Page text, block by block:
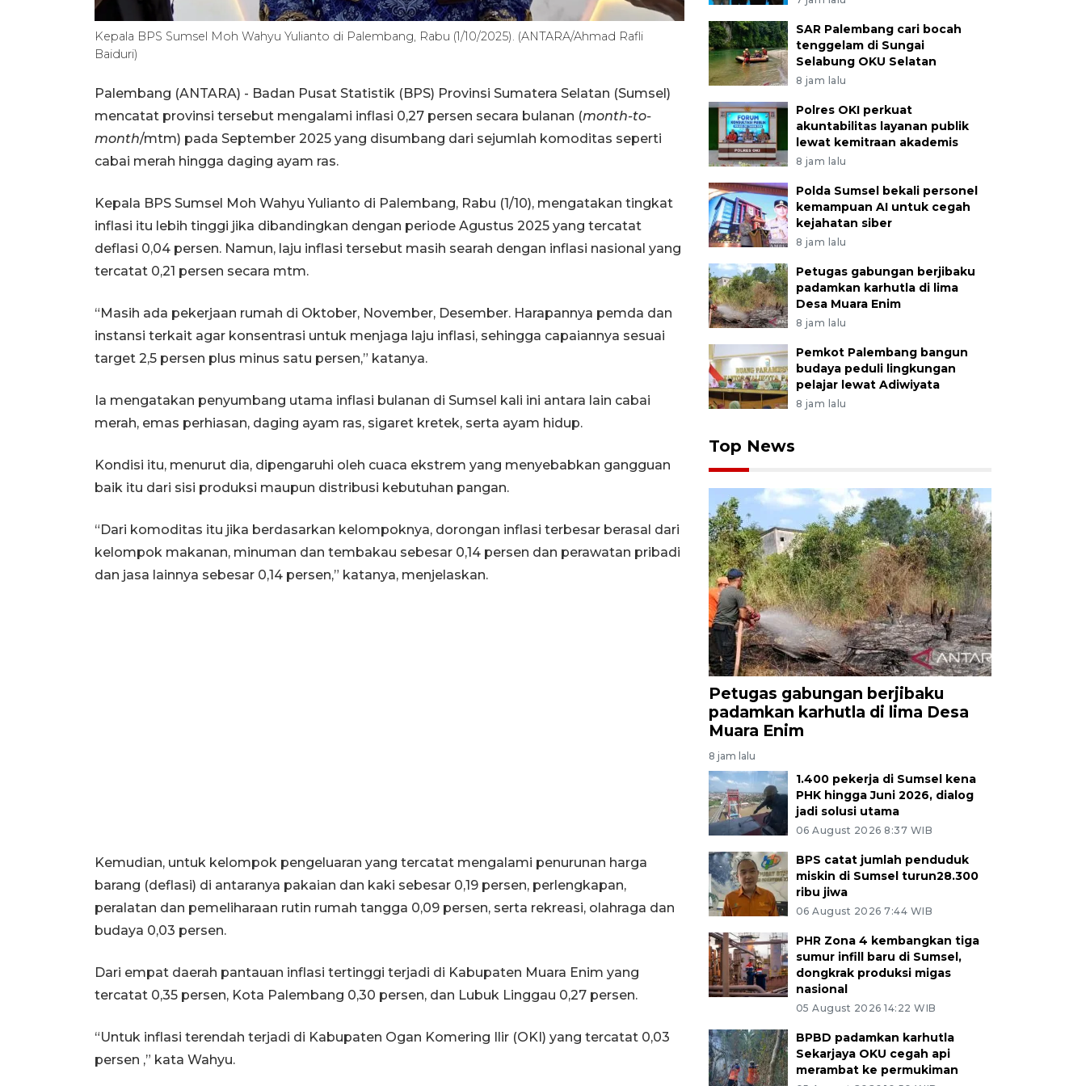
Kepala BPS Sumsel Moh Wahyu Yulianto di Palembang, Rabu (1/10/2025). (ANTARA/Ahmad Rafli
Baiduri)
Palembang (ANTARA) - Badan Pusat Statistik (BPS) Provinsi Sumatera Selatan (Sumsel)
mencatat provinsi tersebut mengalami inflasi 0,27 persen secara bulanan (month-to-
month/mtm) pada September 2025 yang disumbang dari sejumlah komoditas seperti
cabai merah hingga daging ayam ras.
Kepala BPS Sumsel Moh Wahyu Yulianto di Palembang, Rabu (1/10), mengatakan tingkat
inflasi itu lebih tinggi jika dibandingkan dengan periode Agustus 2025 yang tercatat
deflasi 0,04 persen. Namun, laju inflasi tersebut masih searah dengan inflasi nasional yang
tercatat 0,21 persen secara mtm.
“Masih ada pekerjaan rumah di Oktober, November, Desember. Harapannya pemda dan
instansi terkait agar konsentrasi untuk menjaga laju inflasi, sehingga capaiannya sesuai
target 2,5 persen plus minus satu persen,” katanya.
Ia mengatakan penyumbang utama inflasi bulanan di Sumsel kali ini antara lain cabai
merah, emas perhiasan, daging ayam ras, sigaret kretek, serta ayam hidup.
Kondisi itu, menurut dia, dipengaruhi oleh cuaca ekstrem yang menyebabkan gangguan
baik itu dari sisi produksi maupun distribusi kebutuhan pangan.
“Dari komoditas itu jika berdasarkan kelompoknya, dorongan inflasi terbesar berasal dari
kelompok makanan, minuman dan tembakau sebesar 0,14 persen dan perawatan pribadi
dan jasa lainnya sebesar 0,14 persen,” katanya, menjelaskan.
Kemudian, untuk kelompok pengeluaran yang tercatat mengalami penurunan harga
barang (deflasi) di antaranya pakaian dan kaki sebesar 0,19 persen, perlengkapan,
peralatan dan pemeliharaan rutin rumah tangga 0,09 persen, serta rekreasi, olahraga dan
budaya 0,03 persen.
Dari empat daerah pantauan inflasi tertinggi terjadi di Kabupaten Muara Enim yang
tercatat 0,35 persen, Kota Palembang 0,30 persen, dan Lubuk Linggau 0,27 persen.
“Untuk inflasi terendah terjadi di Kabupaten Ogan Komering Ilir (OKI) yang tercatat 0,03
persen ,” kata Wahyu.
SAR Palembang cari bocah
tenggelam di Sungai
Selabung OKU Selatan
8 jam lalu
Polres OKI perkuat
akuntabilitas layanan publik
lewat kemitraan akademis
8 jam lalu
Polda Sumsel bekali personel
kemampuan AI untuk cegah
kejahatan siber
8 jam lalu
Petugas gabungan berjibaku
padamkan karhutla di lima
Desa Muara Enim
8 jam lalu
Pemkot Palembang bangun
budaya peduli lingkungan
pelajar lewat Adiwiyata
8 jam lalu
Top News
Petugas gabungan berjibaku
padamkan karhutla di lima Desa
Muara Enim
8 jam lalu
1.400 pekerja di Sumsel kena
PHK hingga Juni 2026, dialog
jadi solusi utama
06 August 2026 8:37 WIB
BPS catat jumlah penduduk
miskin di Sumsel turun28.300
ribu jiwa
06 August 2026 7:44 WIB
PHR Zona 4 kembangkan tiga
sumur infill baru di Sumsel,
dongkrak produksi migas
nasional
05 August 2026 14:22 WIB
BPBD padamkan karhutla
Sekarjaya OKU cegah api
merambat ke permukiman